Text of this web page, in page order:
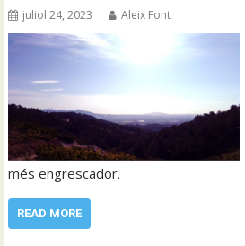
juliol 24, 2023 Aleix Font
més engrescador.
READ MORE